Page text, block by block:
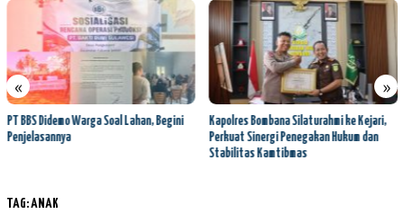
« »
Kapolres Bombana Silaturahmi ke Kejari,
Perkuat Sinergi Penegakan Hukum dan
Polres Bombana dan Kondim 1431 Bombana
Perkuat Sinergi, Komitmen Jaga
Kamtibmas dan Dukung Pembangunan
TAG:ANAK